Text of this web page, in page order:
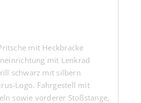
mit Heckbracke
mit Lenkrad
schwarz mit silbern
Logo. Fahrgestell mit
sowie vorderer Stoßstange,